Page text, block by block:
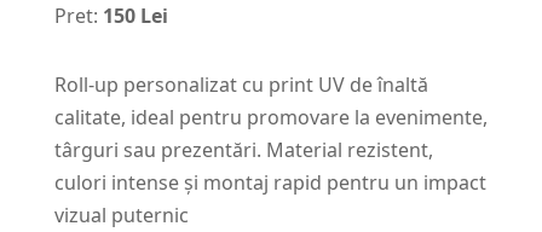
Pret: 150 Lei
Roll-up personalizat cu print UV de înaltă
calitate, ideal pentru promovare la evenimente,
târguri sau prezentări. Material rezistent,
culori intense și montaj rapid pentru un impact
vizual puternic